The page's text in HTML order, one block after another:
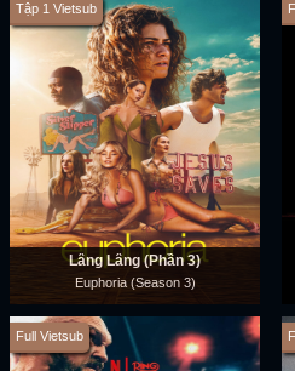
Tập 1 Vietsub
Lâng Lâng (Phần 3)
Euphoria (Season 3)
Full Vietsub